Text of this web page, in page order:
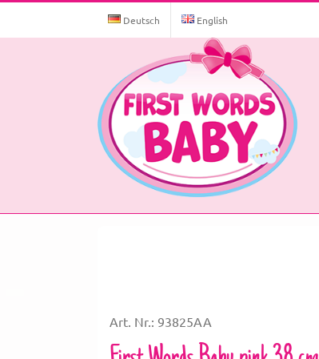
Skip
content
Deutsch English
Art. Nr.: 93825AA